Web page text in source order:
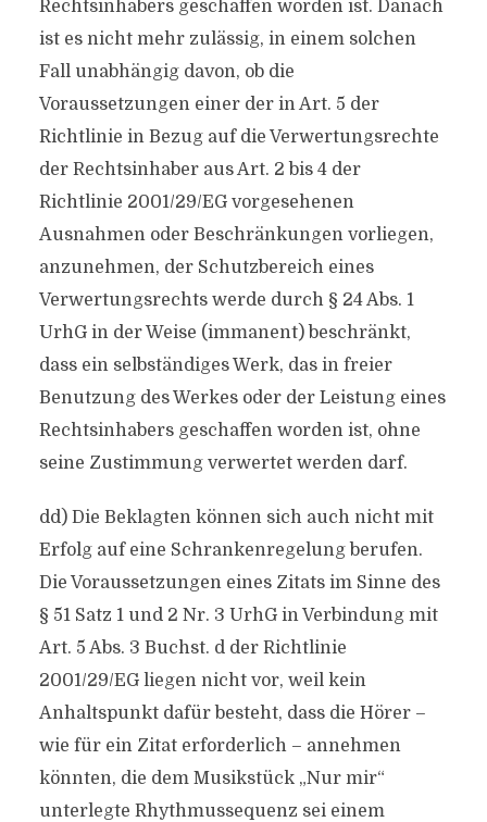
Rechtsinhabers geschaffen worden ist. Danach
ist es nicht mehr zulässig, in einem solchen
Fall unabhängig davon, ob die
Voraussetzungen einer der in Art. 5 der
Richtlinie in Bezug auf die Verwertungsrechte
der Rechtsinhaber aus Art. 2 bis 4 der
Richtlinie 2001/29/EG vorgesehenen
Ausnahmen oder Beschränkungen vorliegen,
anzunehmen, der Schutzbereich eines
Verwertungsrechts werde durch § 24 Abs. 1
UrhG in der Weise (immanent) beschränkt,
dass ein selbständiges Werk, das in freier
Benutzung des Werkes oder der Leistung eines
Rechtsinhabers geschaffen worden ist, ohne
seine Zustimmung verwertet werden darf.
dd) Die Beklagten können sich auch nicht mit
Erfolg auf eine Schrankenregelung berufen.
Die Voraussetzungen eines Zitats im Sinne des
§ 51 Satz 1 und 2 Nr. 3 UrhG in Verbindung mit
Art. 5 Abs. 3 Buchst. d der Richtlinie
2001/29/EG liegen nicht vor, weil kein
Anhaltspunkt dafür besteht, dass die Hörer –
wie für ein Zitat erforderlich – annehmen
könnten, die dem Musikstück „Nur mir“
unterlegte Rhythmussequenz sei einem